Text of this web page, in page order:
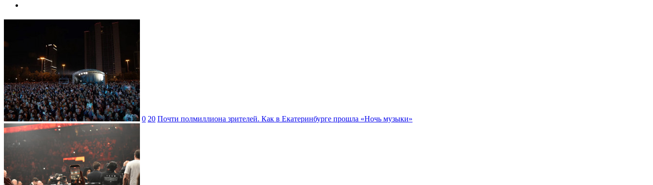
0 20 Почти полмиллиона зрителей. Как в Екатеринбурге прошла «Ночь музыки»